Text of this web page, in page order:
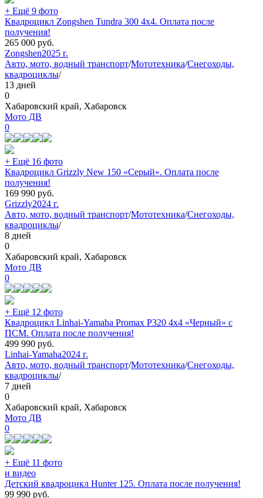
+ Ещё 9 фото
Квадроцикл Zongshen Tundra 300 4х4. Оплата после
получения!
265 000 руб.
Zongshen2025 г.
Авто, мото, водный транспорт/Мототехника/Снегоходы,
квадроциклы/
13 дней
0
Хабаровский край, Хабаровск
Мото ДВ
0
+ Ещё 16 фото
Квадроцикл Grizzly New 150 «Серый». Оплата после
получения!
169 990 руб.
Grizzly2024 г.
Авто, мото, водный транспорт/Мототехника/Снегоходы,
квадроциклы/
8 дней
0
Хабаровский край, Хабаровск
Мото ДВ
0
+ Ещё 12 фото
Квадроцикл Linhai-Yamaha Promax P320 4х4 «Черный» с
ПСМ. Оплата после получения!
499 990 руб.
Linhai-Yamaha2024 г.
Авто, мото, водный транспорт/Мототехника/Снегоходы,
квадроциклы/
7 дней
0
Хабаровский край, Хабаровск
Мото ДВ
0
+ Ещё 11 фото
и видео
Детский квадроцикл Hunter 125. Оплата после получения!
99 990 руб.